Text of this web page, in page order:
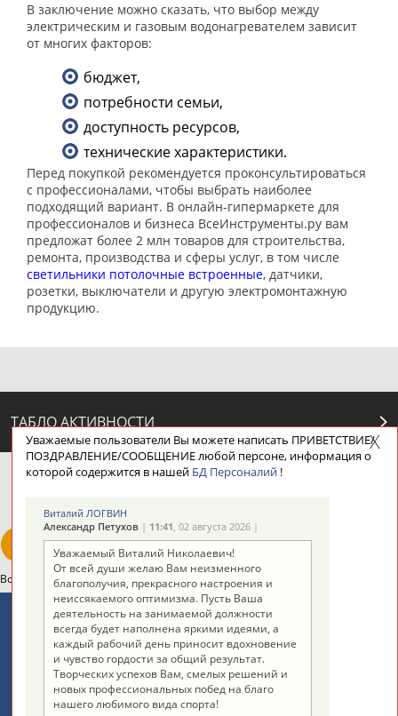
В заключение можно сказать, что выбор между
электрическим и газовым водонагревателем зависит
от многих факторов:
бюджет,
потребности семьи,
доступность ресурсов,
технические характеристики.
Перед покупкой рекомендуется проконсультироваться
с профессионалами, чтобы выбрать наиболее
подходящий вариант. В онлайн-гипермаркете для
профессионалов и бизнеса ВсеИнструменты.ру вам
предложат более 2 млн товаров для строительства,
ремонта, производства и сферы услуг, в том числе
светильники потолочные встроенные, датчики,
розетки, выключатели и другую электромонтажную
продукцию.
ТАБЛО АКТИВНОСТИ
ЦЕЛИ ПРОЕКТА НАШИ КНОПКИ
Вопросы сотрудничества и совместной деятельности
Стадион, 1998-2026
Разработка и поддержка ООО НАИТ «Стадион»
Адресов в новостной рассылке: 996
Подпишись
Уважаемые пользователи Вы можете написать ПРИВЕТСТВИЕ/
ПОЗДРАВЛЕНИЕ/СООБЩЕНИЕ любой персоне, информация о
которой содержится в нашей БД Персоналий!
Виталий ЛОГВИН
Александр Петухов| 11:41, 02 августа 2026 |
Уважаемый Виталий Николаевич!
От всей души желаю Вам неизменного
благополучия, прекрасного настроения и
неиссякаемого оптимизма. Пусть Ваша
деятельность на занимаемой должности
всегда будет наполнена яркими идеями, а
каждый рабочий день приносит вдохновение
и чувство гордости за общий результат.
Творческих успехов Вам, смелых решений и
новых профессиональных побед на благо
нашего любимого вида спорта!